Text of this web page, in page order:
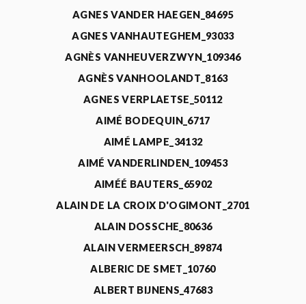
AGNES VANDER HAEGEN_84695
AGNES VANHAUTEGHEM_93033
AGNÈS VANHEUVERZWYN_109346
AGNÈS VANHOOLANDT_8163
AGNES VERPLAETSE_50112
AIMÉ BODEQUIN_6717
AIMÉ LAMPE_34132
AIMÉ VANDERLINDEN_109453
AIMÉÉ BAUTERS_65902
ALAIN DE LA CROIX D'OGIMONT_2701
ALAIN DOSSCHE_80636
ALAIN VERMEERSCH_89874
ALBERIC DE SMET_10760
ALBERT BIJNENS_47683